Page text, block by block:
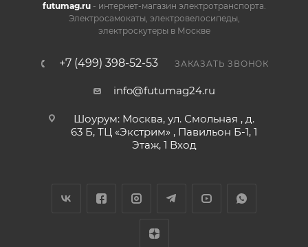
futumag.ru- интернет-магазин электротранспорта.
Электросамокаты, электровелосипеды,
электроскутеры в Москве
+7 (499) 398-52-53 ЗАКАЗАТЬ ЗВОНОК
info@futumag24.ru
Шоурум: Москва, ул. Смольная , д.
63 Б, ТЦ «Экстрим» , Павильон Б-1, 1
Этаж, 1 Вход